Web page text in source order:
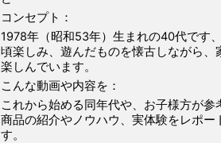
コンセプト：
1978年（昭和53年）生まれの40代です
頃楽しみ、遊んだものを懐古しながら、
楽しんでいます。
こんな動画や内容を：
これから始める同年代や、お子様方が参
商品の紹介やノウハウ、実体験をレポー
す。